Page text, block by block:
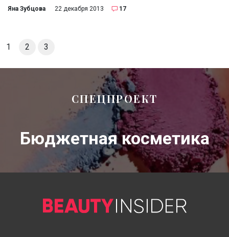
Яна Зубцова 22 декабря 2013 17
1 2 3
СПЕЦПРОЕКТ
Бюджетная косметика